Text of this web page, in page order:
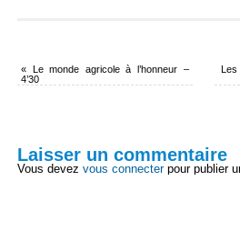
«Le monde agricole à l’honneur –
4’30
Les
Laisser un commentaire
Vous devez vous connecterpour publier